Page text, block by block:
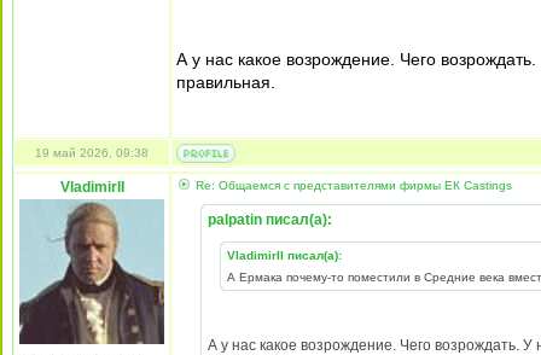
А у нас какое возрождение. Чего
правильная.
19 май 2026, 09:38
VladimirII Re: Общаемся с представителями фирмы EК Castings
palpatin писал(а):
VladimirII писал(а):
А Ермака почему-то поместили в Средние века
А у нас какое возрождение. Чего возрождать.